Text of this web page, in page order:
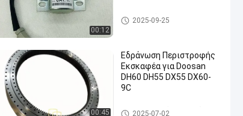
00:12
Ηλεκτρικά εξαρτήματα εξορ
υκτών
2025-09-25
00:45
Εδράνωση Περιστροφής
Εκσκαφέα για Doosan
DH60 DH55 DX55 DX60-
9C
Ανταλλακτικά εκσκαφέων
2025-07-02